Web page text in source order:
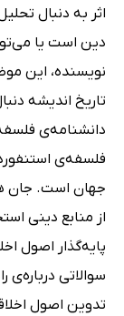
اثر به‌ دنبال
دین است یا
نویسنده، این
تاریخ اندیشه
دانشنامه‌ی
فلسفه‌ی
جهان است. جان هر
از منابع دینی
پایه‌گذار اصول
سوالاتی
تدوین اصول